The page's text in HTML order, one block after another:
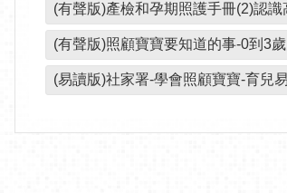
(有聲版)產檢和孕期照護手冊(2)認識
(有聲版)照顧寶寶要知道的事-0到3
(易讀版)社家署-學會照顧寶寶-育兒